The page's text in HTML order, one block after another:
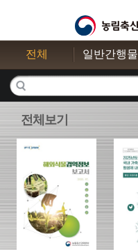
전체 일반간행물
전체보기